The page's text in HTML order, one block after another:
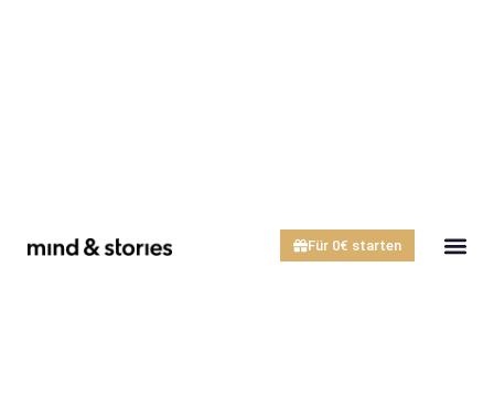
Für 0€ starten